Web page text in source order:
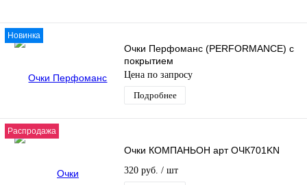
Новинка
Очки Перфоманс (PERFORMANCE) с
покрытием
Цена по запросу
Подробнее
Распродажа
Очки КОМПАНЬОН арт ОЧК701KN
320 руб. / шт